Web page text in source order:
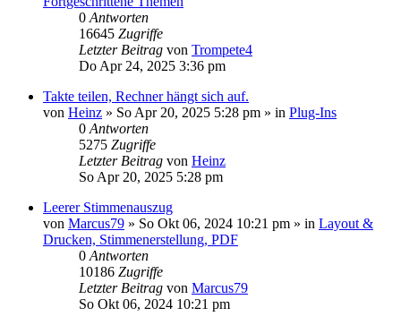
0 Antworten
16645 Zugriffe
Letzter Beitrag von Trompete4
Do Apr 24, 2025 3:36 pm
Takte teilen, Rechner hängt sich auf.
von Heinz » So Apr 20, 2025 5:28 pm » in Plug-Ins
0 Antworten
5275 Zugriffe
Letzter Beitrag von Heinz
So Apr 20, 2025 5:28 pm
Leerer Stimmenauszug
von Marcus79 » So Okt 06, 2024 10:21 pm » in Layout &
Drucken, Stimmenerstellung, PDF
0 Antworten
10186 Zugriffe
Letzter Beitrag von Marcus79
So Okt 06, 2024 10:21 pm